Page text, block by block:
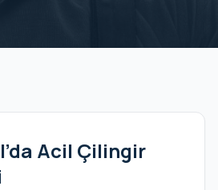
Acil Çilingir